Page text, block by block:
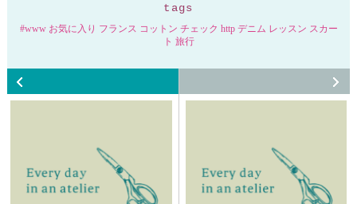
tags
www お気に入り フランス コットン チェック http デニム レッスン スカー
ト 旅行